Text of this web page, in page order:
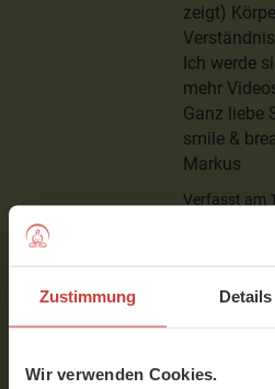
Zustimmung Details
Wir verwenden Cookies.
zeigt)
Ich werde
mehr
Ganz liebe
smile &
Markus
Verfasst am